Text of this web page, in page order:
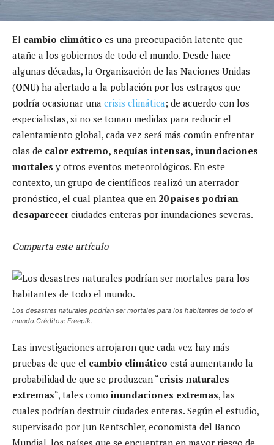
El cambio climático es una preocupación latente que
atañe a los gobiernos de todo el mundo. Desde hace
algunas décadas, la Organización de las Naciones Unidas
(ONU) ha alertado a la población por los estragos que
podría ocasionar una crisis climática ; de acuerdo con los
especialistas, si no se toman medidas para reducir el
calentamiento global, cada vez será más común enfrentar
olas de calor extremo, sequías intensas, inundaciones
mortales y otros eventos meteorológicos. En este
contexto, un grupo de científicos realizó un aterrador
pronóstico, el cual plantea que en 20 países podrían
desaparecerciudades enteras por inundaciones severas.
Comparta este artículo
Los desastres naturales podrían ser mortales para los habitantes de todo el
mundo.Créditos: Freepik.
Las investigaciones arrojaron que cada vez hay más
pruebas de que el cambio climático está aumentando la
probabilidad de que se produzcan “crisis naturales
extremas“, tales como inundaciones extremas, las
cuales podrían destruir ciudades enteras. Según el estudio,
supervisado por Jun Rentschler, economista del Banco
Mundial, los países que se encuentran en mayor riesgo de